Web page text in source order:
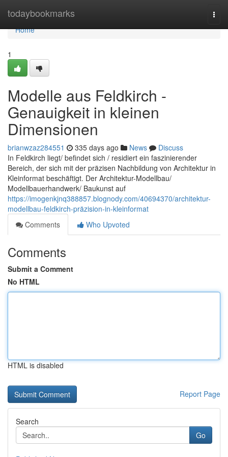
todaybookmarks
Home
Home
1
Modelle aus Feldkirch -
Genauigkeit in kleinen
Dimensionen
brianwzaz284551 335 days ago News
Discuss
In Feldkirch liegt/ befindet sich / residiert ein faszinierender
Bereich, der sich mit der präzisen Nachbildung von Architektur in
Kleinformat beschäftigt. Der Architektur-Modellbau/
Modellbauerhandwerk/ Baukunst auf
https://imogenkjnq388857.blognody.com/40694370/architektur-
modellbau-feldkirch-präzision-in-kleinformat
Comments
Who Upvoted
Comments
Submit a Comment
No HTML
HTML is disabled
Report Page
Search
Go